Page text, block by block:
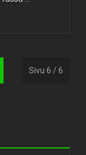
Sivu 6 / 6